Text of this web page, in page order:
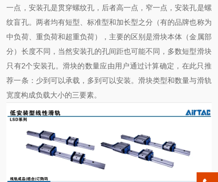
一点，安装孔是贯穿螺纹孔，后者高一点，窄一点，安装孔是螺
纹盲孔。两者均有短型、标准型和加长型之分（有的品牌也称为
中负荷、重负荷和超重负荷），主要的区别是滑块本体（金属部
分）长度不同，当然安装孔的孔间距也可能不同，多数短型滑块
只有2个安装孔。滑块的数量应由用户通过计算确定，在此只推
荐一条：少到可以承载，多到可以安装。滑块类型和数量与滑轨
宽度构成负载大小的三要素。